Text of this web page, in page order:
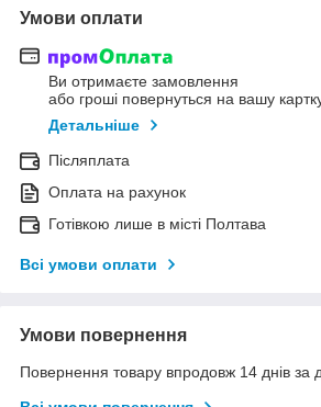
Умови оплати
Ви отримаєте замовлення
або гроші повернуться на вашу
Детальніше
Післяплата
Оплата на рахунок
Готівкою лише в місті Полтава
Всі умови оплати
Умови повернення
Повернення товару впродовж 14 днів за